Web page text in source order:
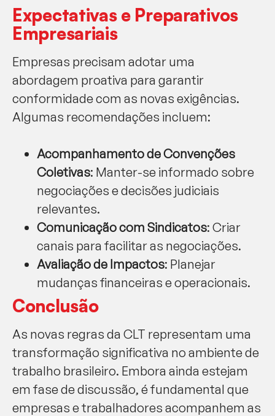
Expectativas e Preparativos
Empresariais
Empresas precisam adotar uma
abordagem proativa para garantir
conformidade com as novas exigências.
Algumas recomendações incluem:
Acompanhamento de Convenções
Coletivas: Manter-se informado sobre
negociações e decisões judiciais
relevantes.
Comunicação com Sindicatos: Criar
canais para facilitar as negociações.
Avaliação de Impactos: Planejar
mudanças financeiras e operacionais.
Conclusão
As novas regras da CLT representam uma
transformação significativa no ambiente de
trabalho brasileiro. Embora ainda estejam
em fase de discussão, é fundamental que
empresas e trabalhadores acompanhem as